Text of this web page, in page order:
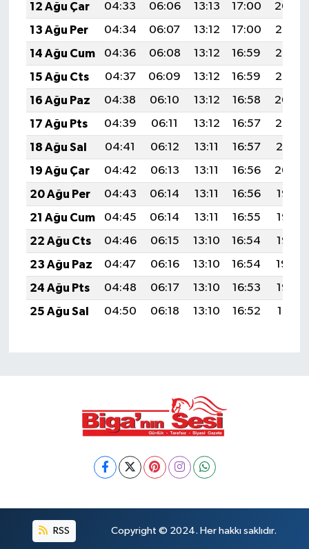
12 Ağu Çar
04:33 06:06 13:13 17:00
20:09
13 Ağu Per
04:34 06:07 13:12 17:00
20:07
14 Ağu Cum
04:36 06:08 13:12 16:59
20:06
15 Ağu Cts
04:37 06:09 13:12 16:59
20:05
16 Ağu Paz
04:38 06:10 13:12 16:58
20:04
17 Ağu Pts
04:39 06:11 13:12 16:57
20:02
18 Ağu Sal
04:41 06:12 13:11 16:57
20:01
19 Ağu Çar
04:42 06:13 13:11 16:56
20:00
20 Ağu Per
04:43 06:14 13:11 16:56
19:58
21 Ağu Cum
04:45 06:14 13:11 16:55
19:57
22 Ağu Cts
04:46 06:15 13:10 16:54
19:56
23 Ağu Paz
04:47 06:16 13:10 16:54
19:54
24 Ağu Pts
04:48 06:17 13:10 16:53
19:53
25 Ağu Sal
04:50 06:18 13:10 16:52 19:51
RSS Copyright © 2024. Her hakkı saklıdır.